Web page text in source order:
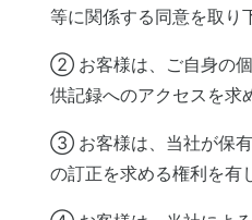
等に関係する同意を取り
② お客様は、ご自身の
供記録へのアクセスを求
③ お客様は、当社が保
の訂正を求める権利を有